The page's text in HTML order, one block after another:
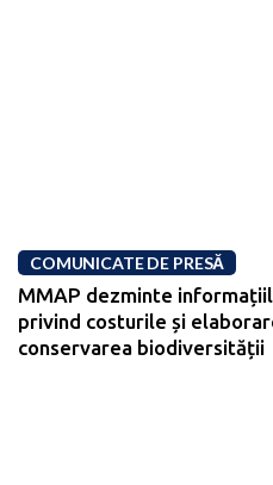
COMUNICATE DE PRESĂ
MMAP dezminte
privind costurile și
conservarea biodiversității